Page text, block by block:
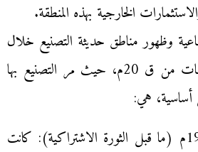
الخارجية بهذه المنطقة.
وظهور مناطق حديثة التصنيع خلال
الثمانينات والتسعينات من ق 20م، حيث مر التصنيع بها
هي:
مرحلة ما قبل 1949م (ما قبل الثورة الاشتراكية): كانت